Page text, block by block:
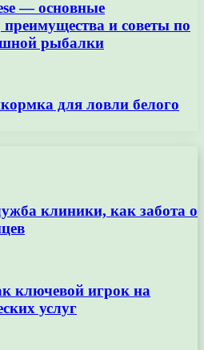
— основные
преимущества и советы по
рыбалки
для ловли белого
клиники, как забота о
ключевой игрок на
услуг